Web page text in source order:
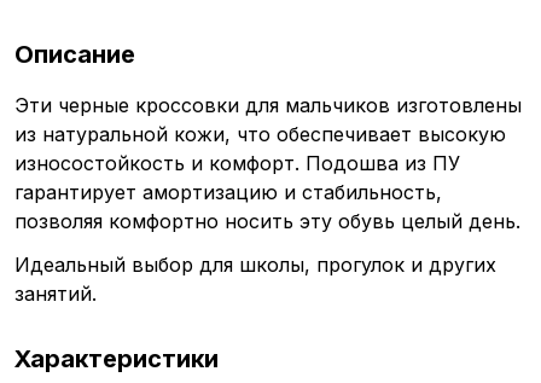
Описание
Эти черные кроссовки для мальчиков изготовлены
из натуральной кожи, что обеспечивает высокую
износостойкость и комфорт. Подошва из ПУ
гарантирует амортизацию и стабильность,
позволяя комфортно носить эту обувь целый день.
Идеальный выбор для школы, прогулок и других
занятий.
Характеристики